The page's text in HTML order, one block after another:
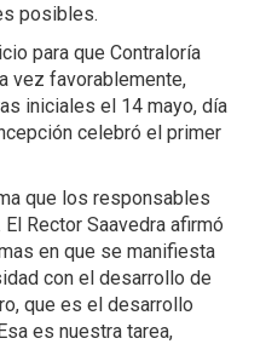
posibles.
para que Contraloría
vez favorablemente,
iniciales el 14 mayo, día
celebró el primer
que los responsables
Rector Saavedra afirmó
en que se manifiesta
con el desarrollo de
que es el desarrollo
es nuestra tarea,